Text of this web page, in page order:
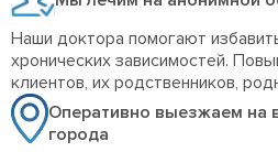
Наши доктора помогают
хронических зависимостей.
клиентов, их родственников,
Оперативно выезжаем на
города